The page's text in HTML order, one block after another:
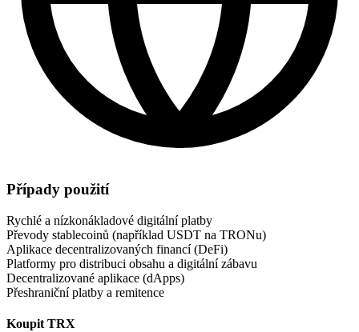
Případy použití
Rychlé a nízkonákladové digitální platby
Převody stablecoinů (například USDT na TRONu)
Aplikace decentralizovaných financí (DeFi)
Platformy pro distribuci obsahu a digitální zábavu
Decentralizované aplikace (dApps)
Přeshraniční platby a remitence
Koupit TRX